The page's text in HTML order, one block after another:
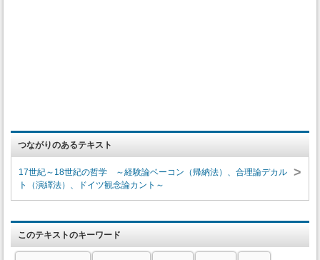
つながりのあるテキスト
17世紀～18世紀の哲学 ～経験論ベーコン（帰納法）、合理論デカル
ト（演繹法）、ドイツ観念論カント～
>
このテキストのキーワード